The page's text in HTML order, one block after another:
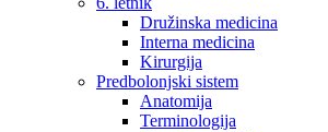
Družinska medicina
Interna medicina
Kirurgija
Predbolonjski sistem
Anatomija
Terminologija